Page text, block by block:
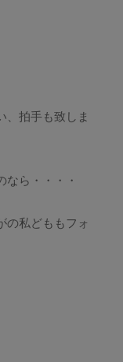
、拍手も致しま
なら・・・・
の私どももフォ